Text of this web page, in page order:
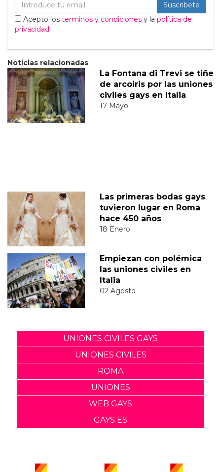
Suscribete
Acepto los terminos y condiciones y la política de
privacidad.
Noticias relacionadas
La Fontana di Trevi se tiñe
de arcoiris por las uniones
civiles gays en Italia
17 Mayo
Las primeras bodas gays
tuvieron lugar en Roma
hace 450 años
18 Enero
Empiezan con polémica
las uniones civiles en
Italia
02 Agosto
UNIONES CIVILES GAYS
UNIONES CIVILES
ROMA
UNIONES
WEB GAYS
GAYS ES